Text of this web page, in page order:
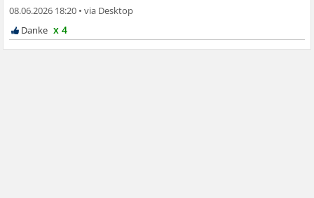
08.06.2026 18:20 •
x 4